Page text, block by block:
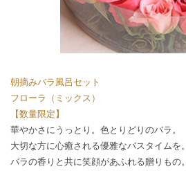
朝摘みバラ風呂セット
フローラ（ミックス）
【数量限定】
華やかさにうっとり。色とりどりのバラ。
大切な方に心癒される優雅なバスタイムを。
バラの香りと共に笑顔があふれる贈りもの。